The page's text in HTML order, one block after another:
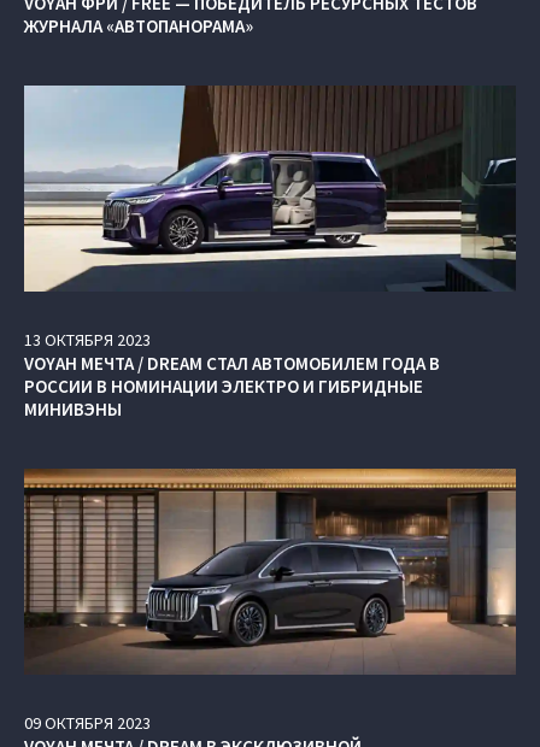
ЖУРНАЛА «АВТОПАНОРАМА»
13 ОКТЯБРЯ 2023
VOYAH МЕЧТА / DREAM СТАЛ АВТОМОБИЛЕМ ГОДА В
РОССИИ В НОМИНАЦИИ ЭЛЕКТРО И ГИБРИДНЫЕ
МИНИВЭНЫ
09ОКТЯБРЯ 2023